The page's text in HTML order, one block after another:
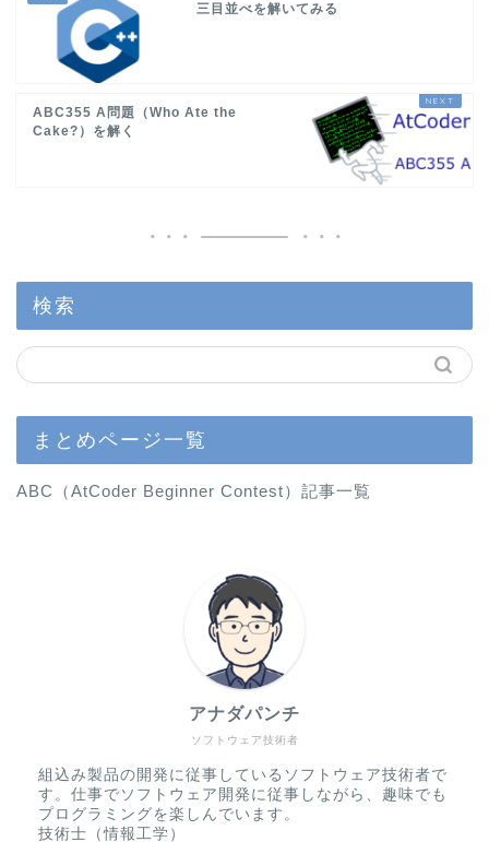
三目並べを解いてみる
ABC355 A問題（Who Ate the
Cake?）を解く
検索
まとめページ一覧
ABC（AtCoder Beginner Contest）記事一覧
ソフトウェア技術者
アナダパンチ
組込み製品の開発に従事しているソフトウェア技術者で
す。仕事でソフトウェア開発に従事しながら、趣味でも
プログラミングを楽しんでいます。
技術士（情報工学）